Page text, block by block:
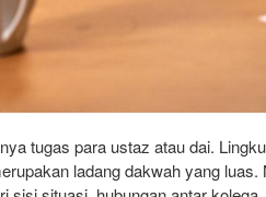
tugas para ustaz atau dai.
ladang dakwah yang